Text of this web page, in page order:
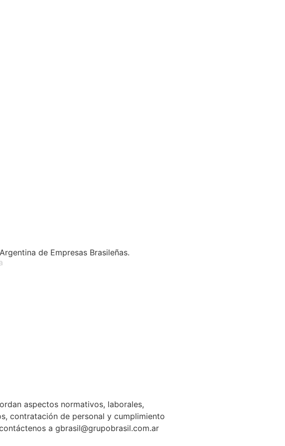
de Empresas Brasileñas.
aspectos normativos, laborales,
contratación de personal y cumplimiento
a gbrasil@grupobrasil.com.ar